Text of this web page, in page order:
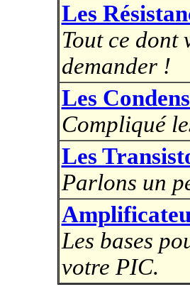
Les
Tout ce dont
demander !
Les
Compliqué
Les
Parlons un
Les bases
votre PIC.